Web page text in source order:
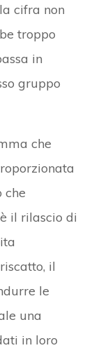
cifra non
troppo
in
gruppo
che
che
il rilascio di
il
le
una
in loro